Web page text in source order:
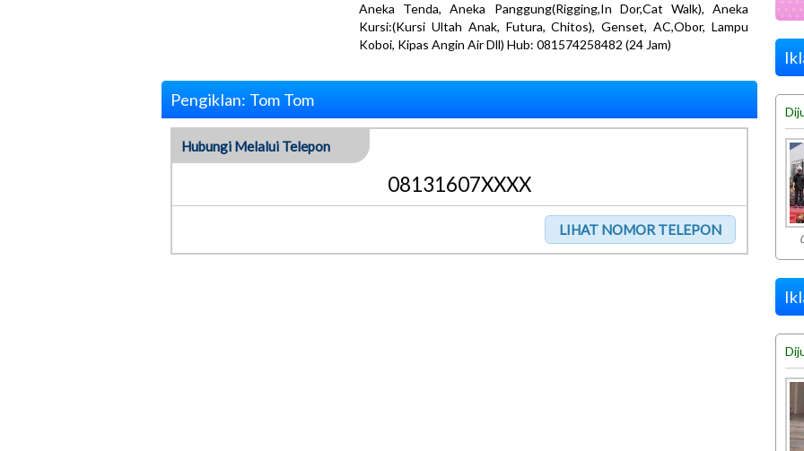
Aneka Tenda, Aneka Panggung(Rigging,In Dor,Cat Walk), Aneka
Kursi:(Kursi Ultah Anak, Futura, Chitos), Genset, AC,Obor, Lampu
Koboi, Kipas Angin Air Dll) Hub: 081574258482 (24 Jam)
Pengiklan: Tom Tom
Hubungi Melalui Telepon
08131607XXXX